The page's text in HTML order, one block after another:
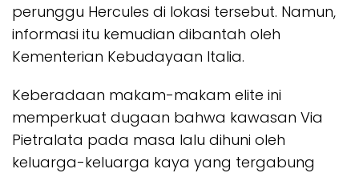
perunggu Hercules di lokasi tersebut. Namun,
informasi itu kemudian dibantah oleh
Kementerian Kebudayaan Italia.
Keberadaan makam-makam elite ini
memperkuat dugaan bahwa kawasan Via
Pietralata pada masa lalu dihuni oleh
keluarga-keluarga kaya yang tergabung